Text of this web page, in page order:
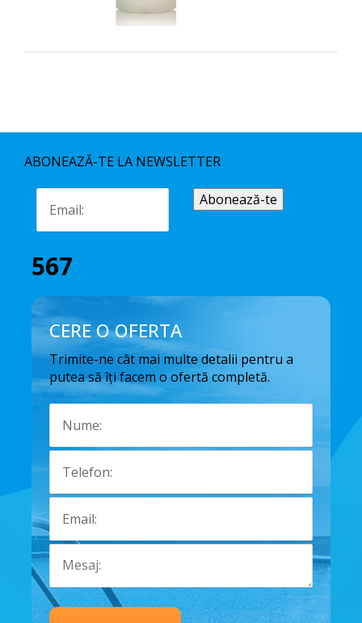
ABONEAZĂ-TE LA NEWSLETTER
567
CERE O OFERTA
Trimite-ne cât mai multe detalii pentru a
putea să îți facem o ofertă completă.